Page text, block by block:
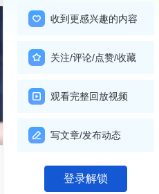
收到更感兴趣的内容
关注/评论/点赞/收藏
观看完整回放视频
写文章/发布动态
登录解锁
关注